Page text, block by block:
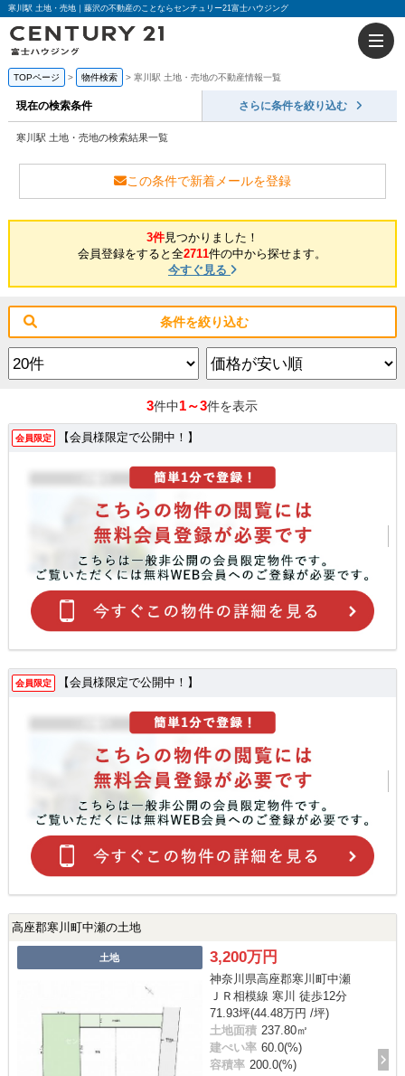
寒川駅 土地・売地｜藤沢の不動産のことならセンチュリー21富士ハウジング
TOPページ 物件検索 寒川駅 土地・売地の不動産情報一覧
現在の検索条件 さらに条件を絞り込む
寒川駅 土地・売地の検索結果一覧
この条件で新着メールを登録
3件見つかりました！
会員登録をすると全2711件の中から探せます。
今すぐ見る
条件を絞り込む
3件中1～3件を表示
会員限定 【会員様限定で公開中！】
会員限定 【会員様限定で公開中！】
高座郡寒川町中瀬の土地
土地 3,200万円
神奈川県高座郡寒川町中瀬
ＪＲ相模線 寒川 徒歩12分
71.93坪(44.48万円 /坪)
土地面積 237.80㎡
建ぺい率 60.0(%)
容積率 200.0(%)